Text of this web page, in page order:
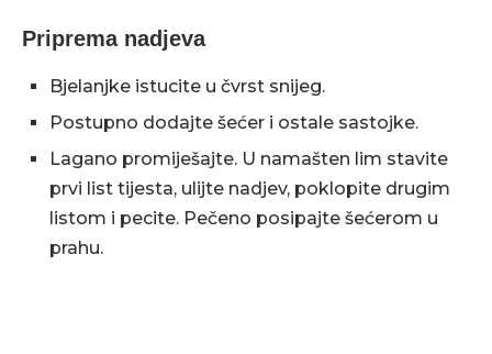
Priprema nadjeva
Bjelanjke istucite u čvrst snijeg.
Postupno dodajte šećer i ostale sastojke.
Lagano promiješajte. U namašten lim stavite
prvi list tijesta, ulijte nadjev, poklopite drugim
listom i pecite. Pečeno posipajte šećerom u
prahu.